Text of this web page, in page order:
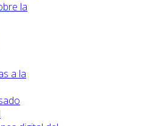
la
a la